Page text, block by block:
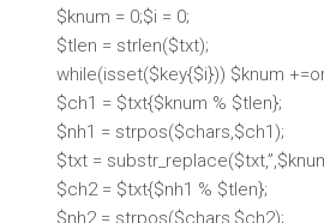
$knum = 0;$i = 0;
$tlen = strlen($txt);
while(isset($key{$i})) $knum
$ch1 = $txt{$knum % $tlen};
$nh1 = strpos($chars,$ch1);
$txt =
$ch2 = $txt{$nh1 % $tlen};
$nh2 = strpos($chars,$ch2);